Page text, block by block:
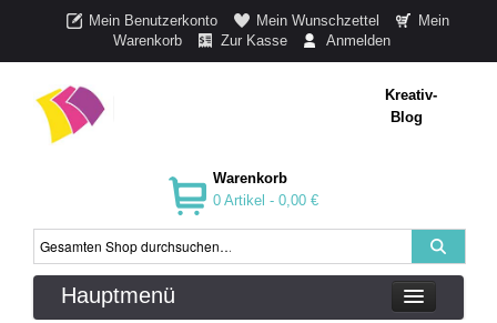
Mein Benutzerkonto Mein Wunschzettel
Mein
Warenkorb
Zur Kasse Anmelden
Kreativ-
Blog
Warenkorb
0 Artikel - 0,00 €
Hauptmenü